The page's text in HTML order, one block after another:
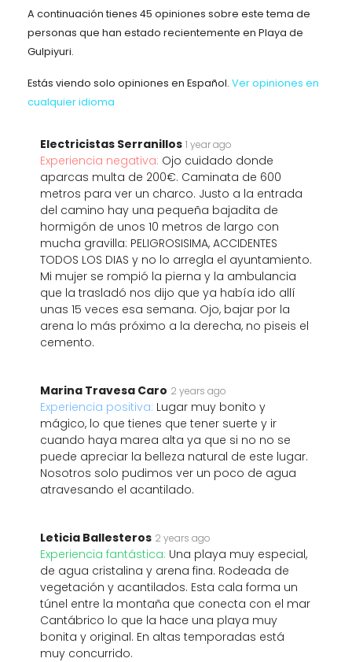
A continuación tienes 45 opiniones sobre este tema de
personas que han estado recientemente en Playa de
Gulpiyuri.
Estás viendo solo opiniones en Español. Ver opiniones en
cualquier idioma
Electricistas Serranillos 1 year ago
Experiencia negativa: Ojo cuidado donde
aparcas multa de 200€. Caminata de 600
metros para ver un charco. Justo a la entrada
del camino hay una pequeña bajadita de
hormigón de unos 10 metros de largo con
mucha gravilla: PELIGROSISIMA, ACCIDENTES
TODOS LOS DIAS y no lo arregla el ayuntamiento.
Mi mujer se rompió la pierna y la ambulancia
que la trasladó nos dijo que ya había ido allí
unas 15 veces esa semana. Ojo, bajar por la
arena lo más próximo a la derecha, no piseis el
cemento.
Marina Travesa Caro 2 years ago
Experiencia positiva: Lugar muy bonito y
mágico, lo que tienes que tener suerte y ir
cuando haya marea alta ya que si no no se
puede apreciar la belleza natural de este lugar.
Nosotros solo pudimos ver un poco de agua
atravesando el acantilado.
Leticia Ballesteros 2 years ago
Experiencia fantástica: Una playa muy especial,
de agua cristalina y arena fina. Rodeada de
vegetación y acantilados. Esta cala forma un
túnel entre la montaña que conecta con el mar
Cantábrico lo que la hace una playa muy
bonita y original. En altas temporadas está
muy concurrido.